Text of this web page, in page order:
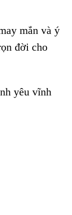
mắn và ý
đời cho
yêu vĩnh